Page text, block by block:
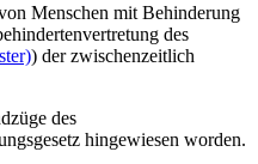
Menschen mit Behinderung
des
) der zwischenzeitlich
des
hingewiesen worden.